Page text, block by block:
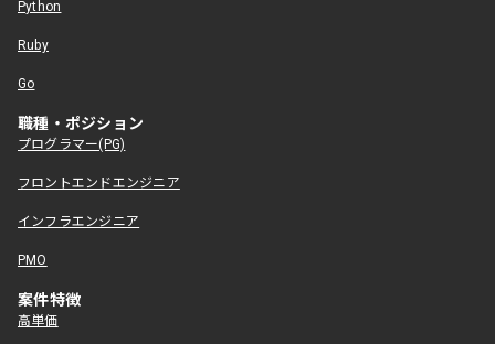
Python
Ruby
Go
職種・ポジション
プログラマー(PG)
フロントエンドエンジニア
インフラエンジニア
PMO
案件特徴
高単価